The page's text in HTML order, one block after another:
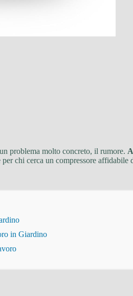
problema molto concreto, il rumore.
chi cerca un compressore affidabile
in Giardino